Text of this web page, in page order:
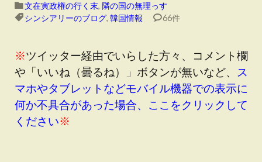
文在寅政権の行く末, 隣の国の無理っす
シンシアリーのブログ, 韓国情報 66件
※ツイッター経由でいらした方々、コメント欄
や「いいね（曇るね）」ボタンが無いなど、
ス
マホやタブレットなどモバイル機器での表示に
何か不具合があった場合、ここをクリックして
ください※